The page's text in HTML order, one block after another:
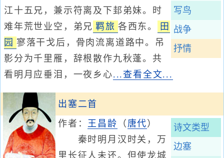
写鸟
战争
抒情
江十五兄，兼示符离及下邽弟妹。时
难年荒世业空，弟兄 羁旅 各西东。
田
园 寥落干戈后，骨肉流离道路中。吊
影分为千里雁，辞根散作九秋蓬。共
看明月应垂泪，一夜乡心...查看全文...
出塞二首
诗文类型
边塞
作者： 王昌龄 （ 唐代 ）
秦时明月汉时关，万
里长征人未还。但使龙城